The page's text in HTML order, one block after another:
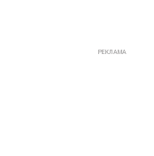
РЕКЛАМА